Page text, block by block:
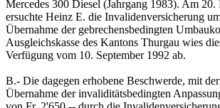
Mercedes 300 Diesel (Jahrgang 1983). Am 20.
ersuchte Heinz E. die Invalidenversicherung
Übernahme der gebrechensbedingten
Ausgleichskasse des Kantons Thurgau wies
Verfügung vom 10. September 1992 ab.
B.- Die dagegen erhobene Beschwerde, mit
Übernahme der invaliditätsbedingten